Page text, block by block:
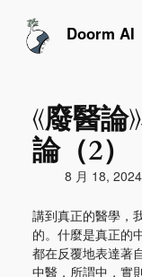
Doorm AI
《廢醫
論（2）
8 月 18, 2024
講到真正的醫學，
的。什麼是真正的
都在反覆地表達著
中醫，所謂中，實